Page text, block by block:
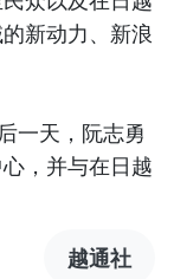
新动力、新浪
一天，阮志勇
，并与在日越
越通社